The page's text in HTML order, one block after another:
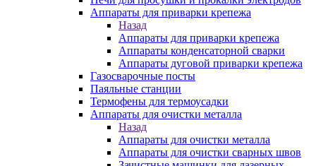
Аппараты для приварки крепежа
Назад
Аппараты для приварки крепежа
Аппараты конденсаторной сварки
Аппараты дуговой приварки крепежа
Газосварочные посты
Паяльные станции
Термофены для термоусадки
Аппараты для очистки металла
Назад
Аппараты для очистки металла
Аппараты для очистки сварных швов